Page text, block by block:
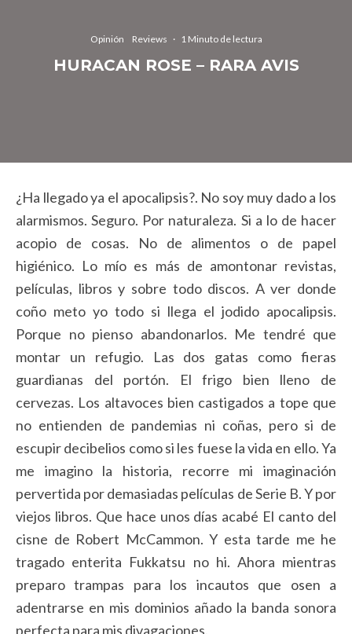
Opinión Reviews · 1 Minuto de lectura
HURACAN ROSE – RARA AVIS
¿Ha llegado ya el apocalipsis?. No soy muy dado a los
alarmismos. Seguro. Por naturaleza. Si a lo de hacer
acopio de cosas. No de alimentos o de papel
higiénico. Lo mío es más de amontonar revistas,
películas, libros y sobre todo discos. A ver donde
coño meto yo todo si llega el jodido apocalipsis.
Porque no pienso abandonarlos. Me tendré que
montar un refugio. Las dos gatas como fieras
guardianas del portón. El frigo bien lleno de
cervezas. Los altavoces bien castigados a tope que
no entienden de pandemias ni coñas, pero si de
escupir decibelios como si les fuese la vida en ello. Ya
me imagino la historia, recorre mi imaginación
pervertida por demasiadas películas de Serie B. Y por
viejos libros. Que hace unos días acabé El canto del
cisne de Robert McCammon. Y esta tarde me he
tragado enterita Fukkatsu no hi. Ahora mientras
preparo trampas para los incautos que osen a
adentrarse en mis dominios añado la banda sonora
perfecta para mis divagaciones.